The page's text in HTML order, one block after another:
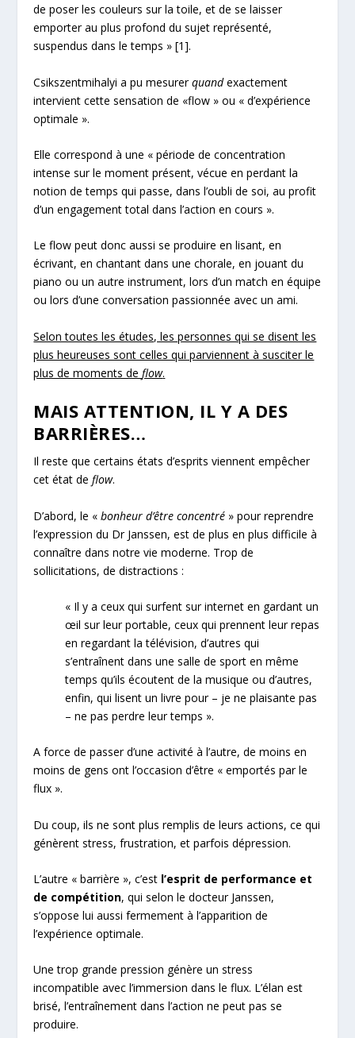
de poser les couleurs sur la toile, et de se laisser
emporter au plus profond du sujet représenté,
suspendus dans le temps » [1].
Csikszentmihalyi a pu mesurerquandexactement
intervient cette sensation de «flow » ou « d’expérience
optimale ».
Elle correspond à une « période de concentration
intense sur le moment présent, vécue en perdant la
notion de temps qui passe, dans l’oubli de soi, au profit
d’un engagement total dans l’action en cours ».
Le flow peut donc aussi se produire en lisant, en
écrivant, en chantant dans une chorale, en jouant du
piano ou un autre instrument, lors d’un match en équipe
ou lors d’une conversation passionnée avec un ami.
Selon toutes les études, les personnes qui se disent les
plus heureuses sont celles qui parviennent à susciter le
plus de moments deflow.
MAIS ATTENTION, IL Y A DES
BARRIÈRES…
Il reste que certains états d’esprits viennent empêcher
cet état deflow.
D’abord, le «bonheur d’être concentré » pour reprendre
l’expression du Dr Janssen, est de plus en plus difficile à
connaître dans notre vie moderne. Trop de
sollicitations, de distractions :
« Il y a ceux qui surfent sur internet en gardant un
œil sur leur portable, ceux qui prennent leur repas
en regardant la télévision, d’autres qui
s’entraînent dans une salle de sport en même
temps qu’ils écoutent de la musique ou d’autres,
enfin, qui lisent un livre pour – je ne plaisante pas
– ne pas perdre leur temps ».
A force de passer d’une activité à l’autre, de moins en
moins de gens ont l’occasion d’être « emportés par le
flux ».
Du coup, ils ne sont plus remplis de leurs actions, ce qui
génèrent stress, frustration, et parfois dépression.
L’autre « barrière », c’est l’esprit de performance et
de compétition, qui selon le docteur Janssen,
s’oppose lui aussi fermement à l’apparition de
l’expérience optimale.
Une trop grande pression génère un stress
incompatible avec l’immersion dans le flux. L’élan est
brisé, l’entraînement dans l’action ne peut pas se
produire.